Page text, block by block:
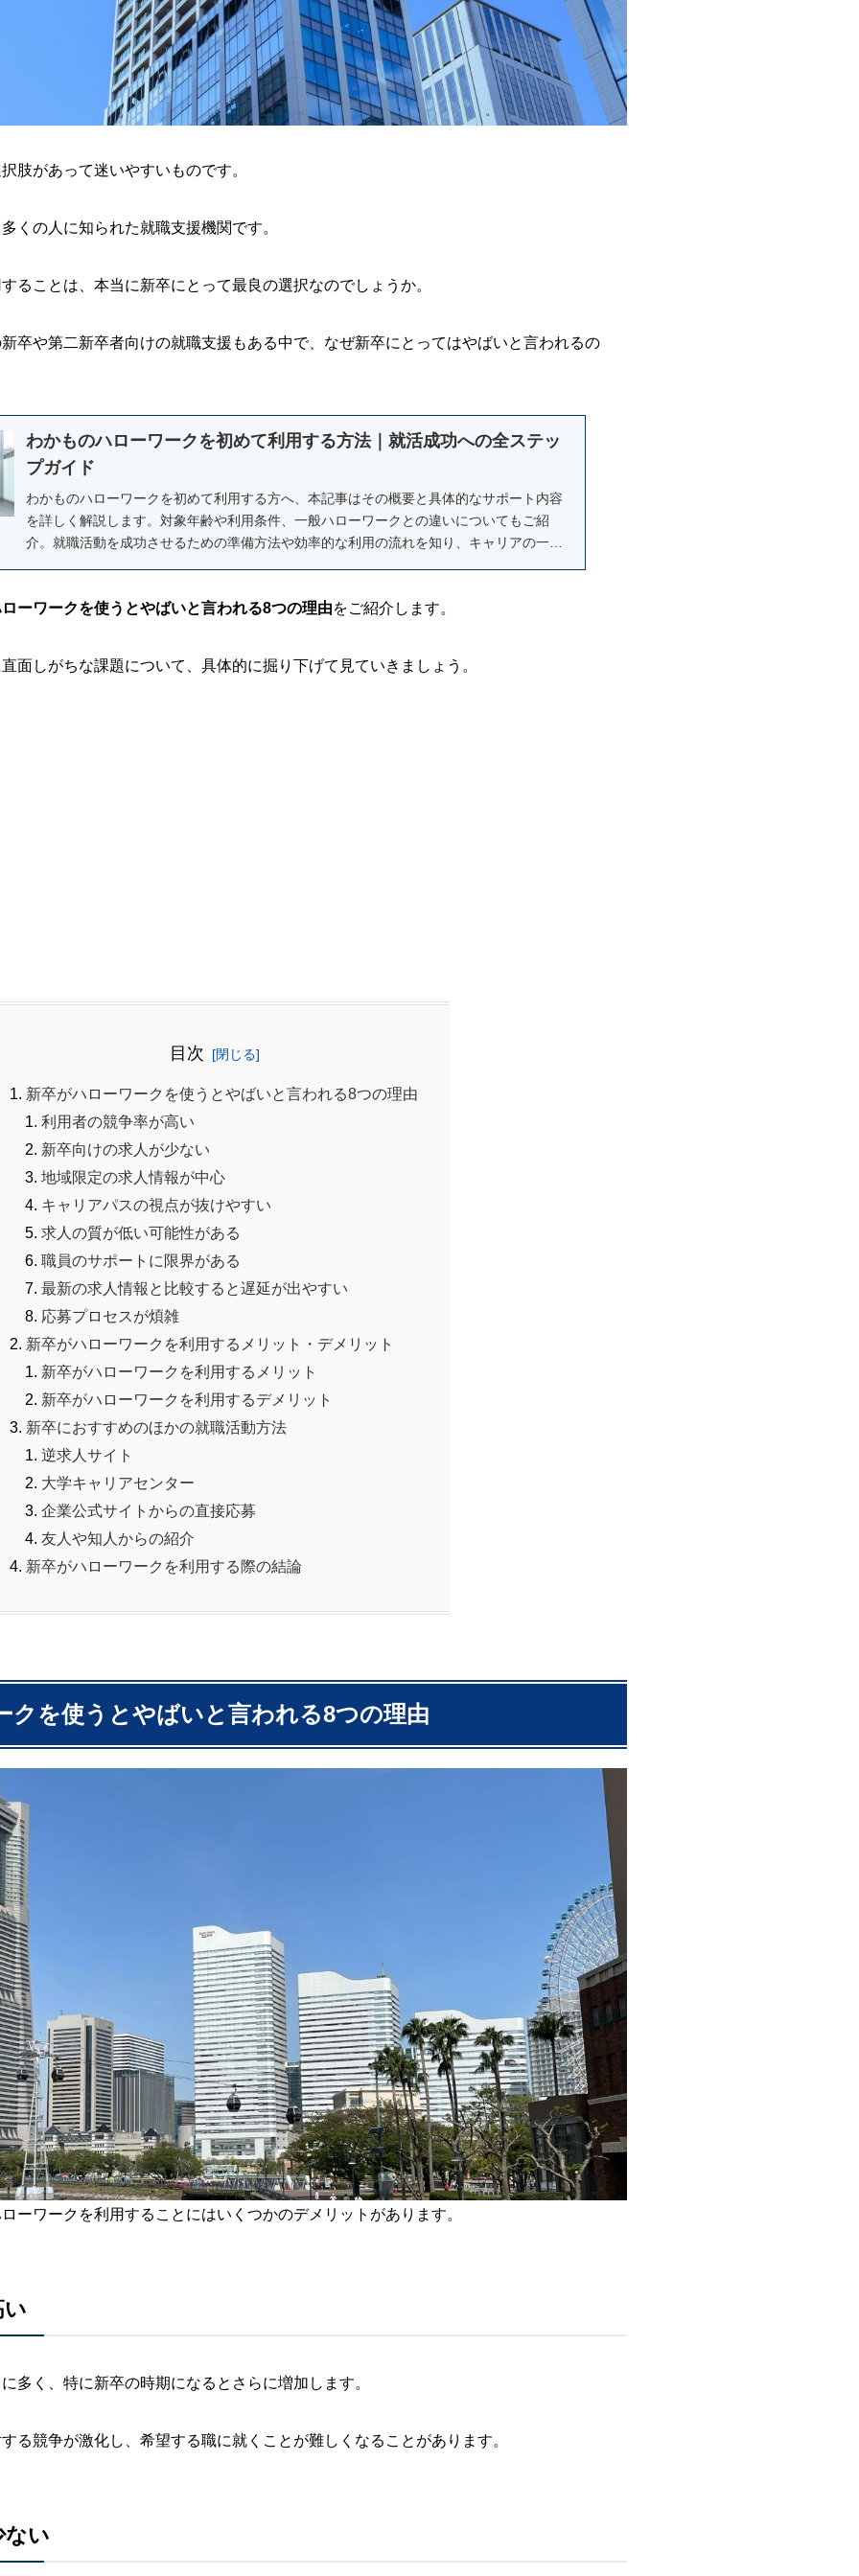
肢があって迷いやすいものです。
くの人に知られた就職支援機関です。
ることは、本当に新卒にとって最良の選択なのでしょうか。
卒や第二新卒者向けの就職支援もある中で、なぜ新卒にとってはやばいと言われるの
わかものハローワークを初めて利用する方法｜就活成功への全ステッ
プガイド
わかものハローワークを初めて利用する方へ、本記事はその概要と具体的なサポート内容
を詳しく解説します。対象年齢や利用条件、一般ハローワークとの違いについてもご紹
介。就職活動を成功させるための準備方法や効率的な利用の流れを知り、キャリアの一歩
ーワークを使うとやばいと言われる8つの理由をご紹介します。
面しがちな課題について、具体的に掘り下げて見ていきましょう。
目次
新卒がハローワークを使うとやばいと言われる8つの理由
利用者の競争率が高い
新卒向けの求人が少ない
地域限定の求人情報が中心
キャリアパスの視点が抜けやすい
求人の質が低い可能性がある
職員のサポートに限界がある
最新の求人情報と比較すると遅延が出やすい
応募プロセスが煩雑
新卒がハローワークを利用するメリット・デメリット
新卒がハローワークを利用するメリット
新卒がハローワークを利用するデメリット
新卒におすすめのほかの就職活動方法
逆求人サイト
大学キャリアセンター
企業公式サイトからの直接応募
友人や知人からの紹介
新卒がハローワークを利用する際の結論
クを使うとやばいと言われる8つの理由
ーワークを利用することにはいくつかのデメリットがあります。
い
多く、特に新卒の時期になるとさらに増加します。
る競争が激化し、希望する職に就くことが難しくなることがあります。
ない